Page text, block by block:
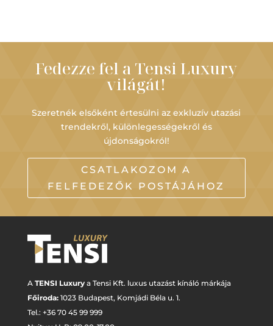
Fedezze fel a Tensi Luxury
világát!
Szeretnék elsőként értesülni az exkluzív utazási
trendekről, különlegességekről és
újdonságokról!
CSATLAKOZOM A
FELFEDEZŐK POSTÁJÁHOZ
A TENSI Luxurya Tensi Kft. luxus utazást kínáló márkája
Főiroda: 1023 Budapest, Komjádi Béla u. 1.
Tel.: +36 70 45 99 999